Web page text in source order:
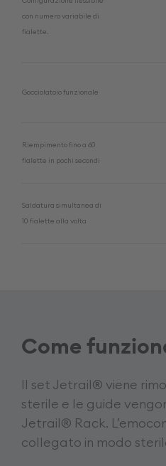
con numero variabile di
fialette.
Gocciolatoio funzionale
Riempimento fino a 60
fialette in pochi secondi
Saldatura simultanea di
10 fialette alla volta
Come
Il set Jetrail® viene
sterile e le guide
Jetrail® Rack.
collegato in modo